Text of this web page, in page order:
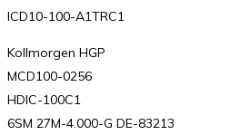
ICD10-100-A1TRC1
Kollmorgen HGP
MCD100-0256
HDIC-100C1
6SM 27M-4.000-G DE-83213